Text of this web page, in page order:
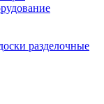
разделочные